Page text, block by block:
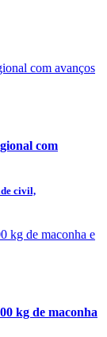
com
civil,
kg de maconha